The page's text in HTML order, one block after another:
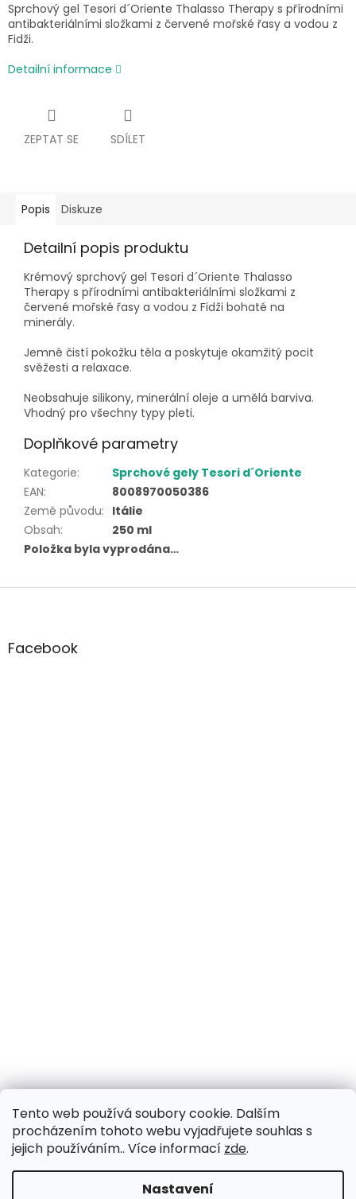
Tento web používá soubory cookie. Dalším
procházením tohoto webu vyjadřujete souhlas s
jejich používáním.. Více informací zde.
Nastavení
Sprchový gel Tesori d´Oriente Thalasso Therapy s přírodními
antibakteriálními složkami z červené mořské řasy a vodou z
Fidži.
Detailní informace
ZEPTAT SE SDÍLET
Popis Diskuze
Detailní popis produktu
Krémový sprchový gel Tesori d´Oriente Thalasso
Therapy s přírodními antibakteriálními složkami z
červené mořské řasy a vodou z Fidži bohaté na
minerály.
Jemně čistí pokožku těla a poskytuje okamžitý pocit
svěžesti a relaxace.
Neobsahuje silikony, minerální oleje a umělá barviva.
Vhodný pro všechny typy pleti.
Doplňkové parametry
Kategorie:
Sprchové gely Tesori d´Oriente
EAN:
8008970050386
Země původu: Itálie
Obsah:
250 ml
Položka byla vyprodána…
Z
aFacebook
Vytvořil Shoptet